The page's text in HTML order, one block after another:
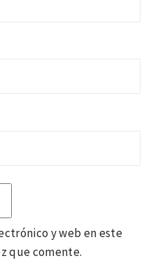
y web en este
que comente.